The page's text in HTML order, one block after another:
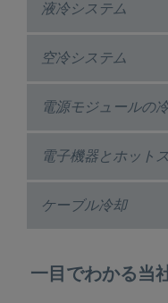
液冷システム
空冷システム
電源モジュールの
電子機器とホット
ケーブル冷却
一目でわかる当